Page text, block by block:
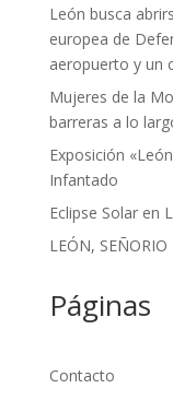
León busca
europea de
aeropuerto y un
Mujeres de la
barreras a lo
Exposición
Infantado
Eclipse Solar en
LEÓN, SEÑORIO
Páginas
Contacto